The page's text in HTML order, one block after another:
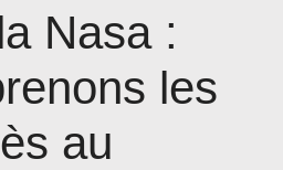
Nasa :
les
au